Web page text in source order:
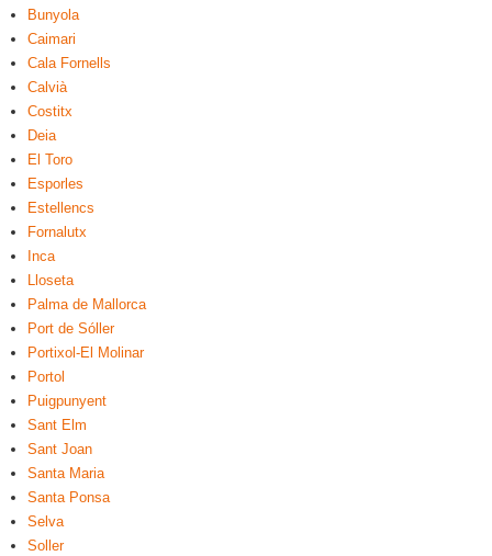
Bunyola
Caimari
Cala Fornells
Calvià
Costitx
Deia
El Toro
Esporles
Estellencs
Fornalutx
Inca
Lloseta
Palma de Mallorca
Port de Sóller
Portixol-El Molinar
Portol
Puigpunyent
Sant Elm
Sant Joan
Santa Maria
Santa Ponsa
Selva
Soller